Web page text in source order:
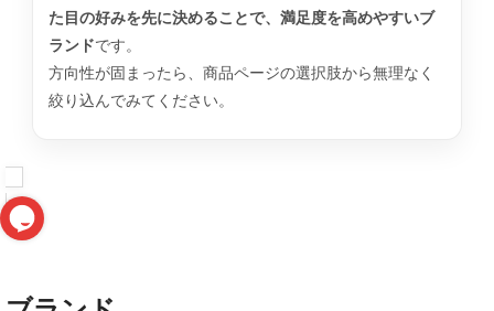
た目の好みを先に決めることで、満足度を高めやすいブ
ランドです。
方向性が固まったら、商品ページの選択肢から無理なく
絞り込んでみてください。